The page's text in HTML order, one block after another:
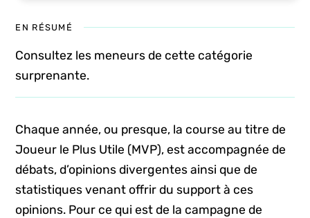
EN RÉSUMÉ
Consultez les meneurs de cette catégorie
surprenante.
Chaque année, ou presque, la course au titre de
Joueur le Plus Utile (MVP), est accompagnée de
débats, d’opinions divergentes ainsi que de
statistiques venant offrir du support à ces
opinions. Pour ce qui est de la campagne de